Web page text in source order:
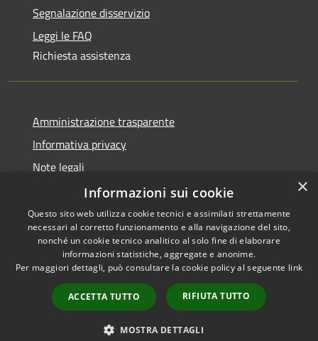
Segnalazione disservizio
Leggi le FAQ
Richiesta assistenza
Amministrazione trasparente
Informativa privacy
Note legali
Dichiarazione di accessibilità
RSS
Accessibilità
Copyright © 2026 • Comune di
Municipium•
Accesso
redazione
×
Informazioni sui cookie
Questo sito web utilizza cookie tecnici e assimilati strettamente
necessari al corretto funzionamento e alla navigazione del sito,
nonché un cookie tecnico analitico al solo fine di elaborare
informazioni statistiche, aggregate e anonime.
Per maggiori dettagli, può consultare la cookie policy al seguente link
ACCETTA TUTTO RIFIUTA TUTTO
MOSTRA DETTAGLI